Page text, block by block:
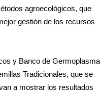
agroecológicos, que
gestión de los recursos
y Banco de Germoplasma
Tradicionales, que se
a mostrar los resultados